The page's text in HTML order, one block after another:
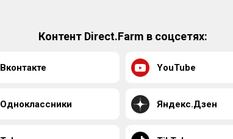
Контент Direct.Farm в соцсетях:
Вконтакте YouTube
Одноклассники Яндекс.Дзен